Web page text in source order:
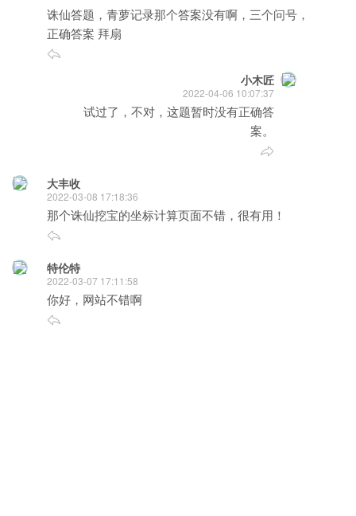
诛仙答题，青萝记录那个答案没有啊，三个问号，
正确答案 拜扇
小木匠
2022-04-06 10:07:37
试过了，不对，这题暂时没有正确答
案。
大丰收
2022-03-08 17:18:36
那个诛仙挖宝的坐标计算页面不错，很有用！
特伦特
2022-03-07 17:11:58
你好，网站不错啊